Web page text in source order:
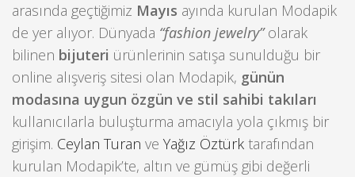
arasında geçtiğimiz Mayıs ayında kurulan Modapik
de yer alıyor. Dünyada “fashion jewelry”olarak
bilinen bijuteri ürünlerinin satışa sunulduğu bir
online alışveriş sitesi olan Modapik, günün
modasına uygun özgün ve stil sahibi takıları
kullanıcılarla buluşturma amacıyla yola çıkmış bir
girişim. Ceylan Turan ve Yağız Öztürk tarafından
kurulan Modapik’te, altın ve gümüş gibi değerli